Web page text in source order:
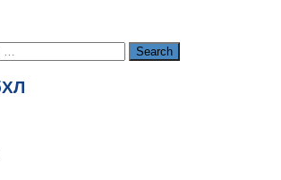
Search